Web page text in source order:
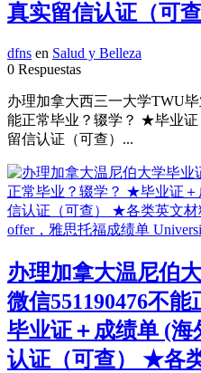
真实留信认证（可
dfns en Salud y Belleza
0 Respuestas
办理加拿大西三一大学TWU
能正常毕业？辍学？ ★毕业
留信认证（可查）...
办理加拿大温尼伯
微信551190476不
毕业证＋成绩单 (
认证（可查） ★各